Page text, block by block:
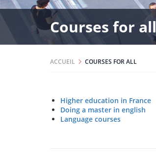
Courses for all
ACCUEIL COURSES FOR ALL
Higher education in France
Doing a master in english
Language courses